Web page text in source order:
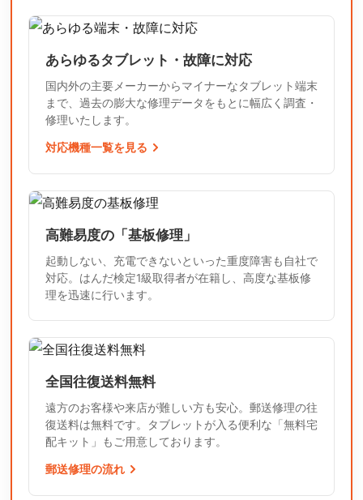
あらゆるタブレット・故障に対応
国内外の主要メーカーからマイナーなタブレット端末
まで、過去の膨大な修理データをもとに幅広く調査・
修理いたします。
対応機種一覧を見る
高難易度の「基板修理」
起動しない、充電できないといった重度障害も自社で
対応。はんだ検定1級取得者が在籍し、高度な基板修
理を迅速に行います。
全国往復送料無料
遠方のお客様や来店が難しい方も安心。郵送修理の往
復送料は無料です。タブレットが入る便利な「無料宅
配キット」もご用意しております。
郵送修理の流れ